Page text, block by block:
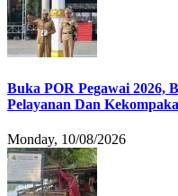
Buka POR Pegawai 2026,
Pelayanan Dan
Monday, 10/08/2026